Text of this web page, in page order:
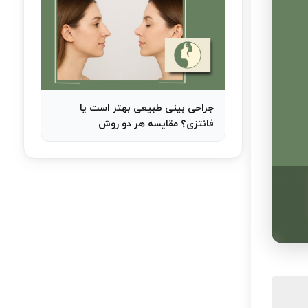
جراحی بینی طبیعی بهتر است یا
فانتزی؟ مقایسه هر دو روش